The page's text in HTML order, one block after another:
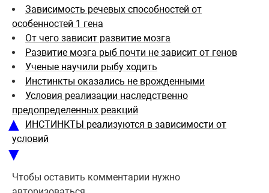
Зависимость речевых способностей от
особенностей 1 гена
От чего зависит развитие мозга
Развитие мозга рыб почти не зависит от генов
Ученые научили рыбу ходить
Инстинкты оказались не врожденными
Условия реализации наследственно
предопределенных реакций
ИНСТИНКТЫ реализуются в зависимости от
условий
Чтобы оставить комментарии нужно
▲
▼